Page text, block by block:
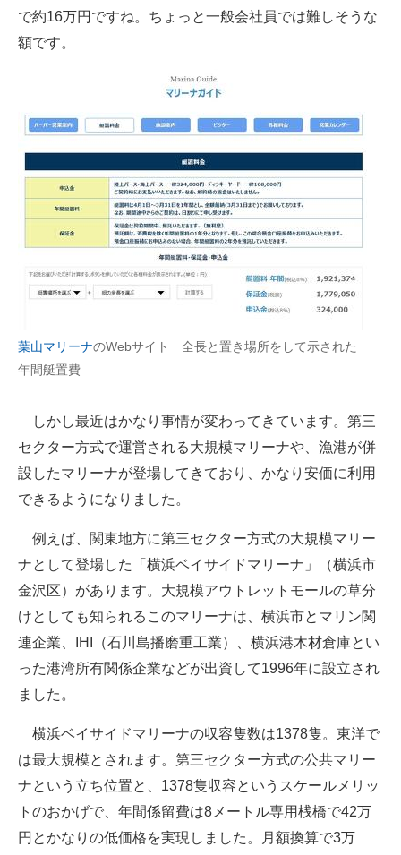
マーケ×ITの今がよく分かる
ITエンジニア向け専門サイト
企業向けIT製品の総合サイト
IT製品の技術・比較・事例
製造業のIT導入・活用を支援
モノづくり技術者専門サイト
エレクトロニクス専門サイト
電子設計の基本と応用
建設×テクノロジーの最前線
で約16万円ですね。ちょっと一般会社員では難しそうな
額です。
葉山マリーナのWebサイト 全長と置き場所をして示された
年間艇置費
しかし最近はかなり事情が変わってきています。第三
セクター方式で運営される大規模マリーナや、漁港が併
設したマリーナが登場してきており、かなり安価に利用
できるようになりました。
例えば、関東地方に第三セクター方式の大規模マリー
ナとして登場した「横浜ベイサイドマリーナ」（横浜市
金沢区）があります。大規模アウトレットモールの草分
けとしても知られるこのマリーナは、横浜市とマリン関
連企業、IHI（石川島播磨重工業）、横浜港木材倉庫とい
った港湾所有関係企業などが出資して1996年に設立され
ました。
横浜ベイサイドマリーナの収容隻数は1378隻。東洋で
は最大規模とされます。第三セクター方式の公共マリー
ナという立ち位置と、1378隻収容というスケールメリッ
トのおかげで、年間係留費は8メートル専用桟橋で42万
円とかなりの低価格を実現しました。月額換算で3万